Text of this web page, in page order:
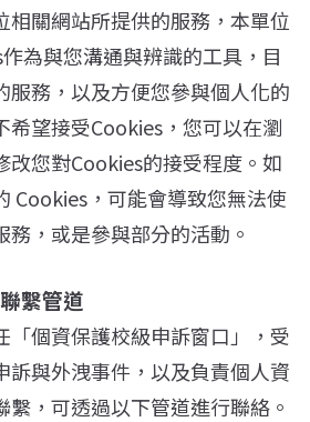
相關網站所提供的服務，本單位
為與您溝通與辨識的工具，目
服務，以及方便您參與個人化的
希望接受Cookies，您可以在瀏
改您對Cookies的接受程度。如
Cookies，可能會導致您無法使
，或是參與部分的活動。
繫管道
「個資保護校級申訴窗口」，受
訴與外洩事件，以及負責個人資
，可透過以下管道進行聯絡。